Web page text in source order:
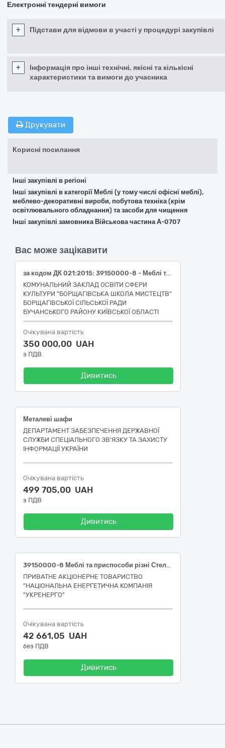
Електронні тендерні вимоги
+ Підстави для відмови в участі у процедурі закупівлі
+
Інформація про інші технічні, якісні та кількісні
характеристики та вимоги до учасника
Друкувати
Корисні посилання
Інші закупівлі в регіоні
Інші закупівлі в категорії Меблі (у тому числі офісні меблі),
меблево-декоративні вироби, побутова техніка (крім
освітлювального обладнання) та засоби для чищення
Інші закупівлі замовника Військова частина А-0707
Вас може зацікавити
за кодом ДК 021:2015: 39150000-8 - Меблі та приспособи різні (за переліком)
КОМУНАЛЬНИЙ ЗАКЛАД ОСВІТИ СФЕРИ
КУЛЬТУРИ "БОРЩАГІВСЬКА ШКОЛА МИСТЕЦТВ"
БОРЩАГІВСЬКОЇ СІЛЬСЬКОЇ РАДИ
БУЧАНСЬКОГО РАЙОНУ КИЇВСЬКОЇ ОБЛАСТІ
Очікувана вартість
350 000,00 UAH
з ПДВ
Дивитись
Металеві шафи
ДЕПАРТАМЕНТ ЗАБЕЗПЕЧЕННЯ ДЕРЖАВНОЇ
СЛУЖБИ СПЕЦІАЛЬНОГО ЗВ'ЯЗКУ ТА ЗАХИСТУ
ІНФОРМАЦІЇ УКРАЇНИ
Очікувана вартість
499 705,00 UAH
з ПДВ
Дивитись
39150000-8 Меблі та приспособи різні Стелаж (Західне ТУОМ)
ПРИВАТНЕ АКЦІОНЕРНЕ ТОВАРИСТВО
"НАЦІОНАЛЬНА ЕНЕРГЕТИЧНА КОМПАНІЯ
"УКРЕНЕРГО"
Очікувана вартість
42 661,05 UAH
без ПДВ
Дивитись